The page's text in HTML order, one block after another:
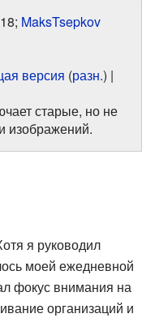
MaksTsepkov
версия (разн.) |
старые, но не
изображений.
я руководил
моей ежедневной
фокус внимания на
организаций и